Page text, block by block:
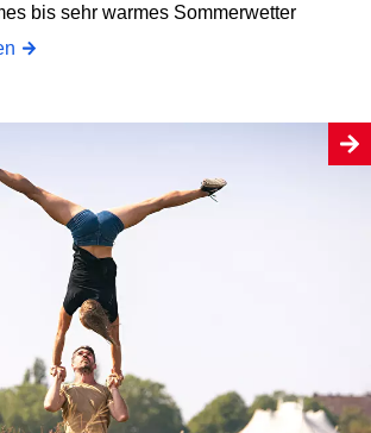
bis sehr warmes Sommerwetter